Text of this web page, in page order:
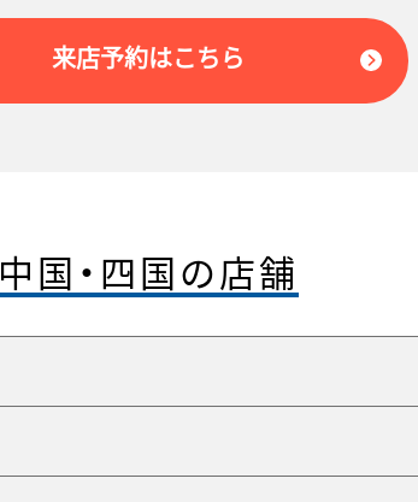
来店予約はこちら
中国・四国の店舗